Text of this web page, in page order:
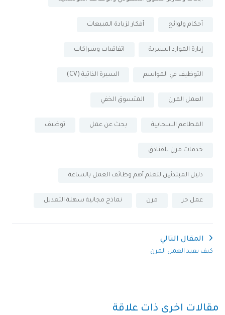
أحكام ولوائح أفكار لزيادة المبيعات
إدارة الموارد البشرية اتفاقيات وشراكات
التوظيف في المواسم السيرة الذاتية (CV)
العمل المرن المتسوق الخفي
المطاعم السحابية بحث عن عمل توظيف
خدمات مرن للفنادق
دليل المبتدئين لتعلم أهم وظائف العمل بالساعة
عمل حر مرن نماذج مجانية سهلة التعديل
المقال التالي
كيف يعيد العمل المرن
مقالات اخرى ذات علاقة